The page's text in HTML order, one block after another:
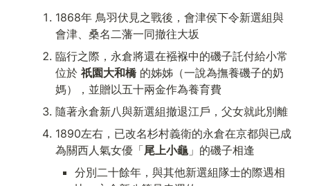
1868年 鳥羽伏見之戰後，會津侯下令新選組與
會津、桑名二藩一同撤往大坂
臨行之際，永倉將還在襁褓中的磯子託付給小常
位於 祇園大和橋 的姊姊（一說為撫養磯子的奶
媽），並贈以五十兩金作為養育費
隨著永倉新八與新選組撤退江戶，父女就此別離
1890左右，已改名杉村義衛的永倉在京都與已成
為關西人氣女優「尾上小龜 」的磯子相逢
分別二十餘年，與其他新選組隊士的際遇相